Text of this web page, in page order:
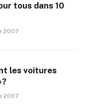
tous dans 10
2007
les voitures
2007